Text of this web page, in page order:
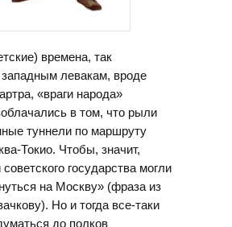
времена, так
левакам, вроде
«враги народа»
в том, что рыли
туннели по маршруту
Токио. Чтобы, значит,
советского государства могли
на Москву» (фраза из
Но и тогда все-таки
до полков